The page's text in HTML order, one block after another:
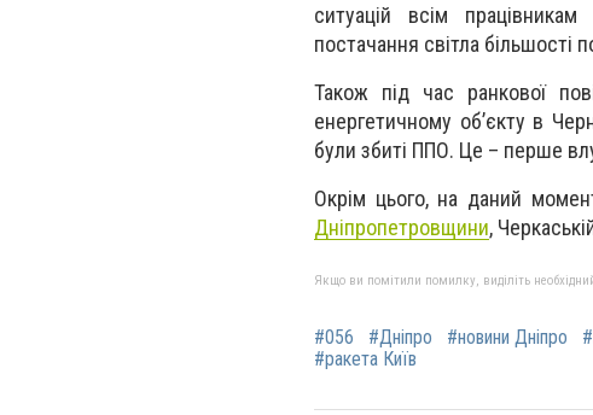
ситуацій всім
постачання світла більшості
Також під час ранкової
енергетичному об’єкту в
були збиті ППО. Це – перше
Окрім цього, на даний
Дніпропетровщини,
Якщо ви помітили помилку, виділіть
#056 #Дніпро #новини Дніпро
#ракета Київ